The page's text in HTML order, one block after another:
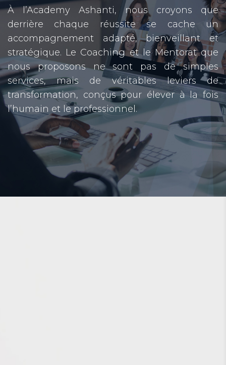
À l’Academy Ashanti, nous croyons que
derrière chaque réussite se cache un
accompagnement adapté, bienveillant et
stratégique. Le Coaching et le Mentorat que
nous proposons ne sont pas de simples
services, mais de véritables leviers de
transformation, conçus pour élever à la fois
l’humain et le professionnel.